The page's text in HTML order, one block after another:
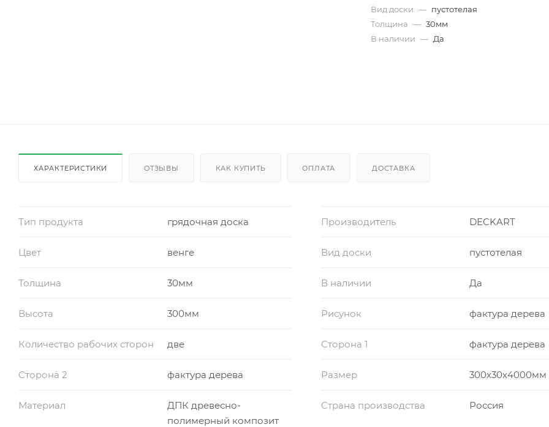
Вид доски — пустотелая
Толщина — 30мм
В наличии — Да
ХАРАКТЕРИСТИКИ ОТЗЫВЫ КАК КУПИТЬ ОПЛАТА ДОСТАВКА
Тип продукта грядочная доска Производитель DECKART
Цвет венге Вид доски пустотелая
Толщина 30мм В наличии Да
Высота 300мм Рисунок фактура дерева
Количество рабочих сторон две Сторона 1 фактура дерева
Сторона 2 фактура дерева Размер 300х30х4000мм
Материал
ДПК древесно-
полимерный композит
Страна производства Россия